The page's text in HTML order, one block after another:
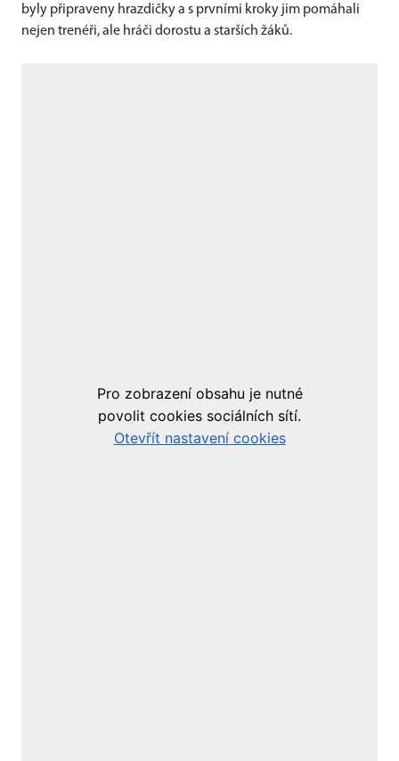
byly připraveny hrazdičky a s prvními kroky jim pomáhali
nejen trenéři, ale hráči dorostu a starších žáků.